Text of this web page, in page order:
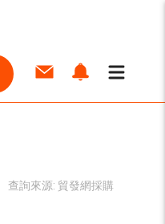
查詢來源: 貿發網採購